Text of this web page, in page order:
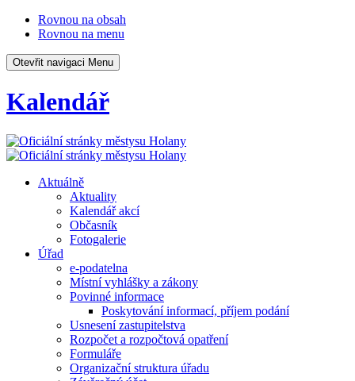
Rovnou na obsah
Rovnou na menu
Otevřit navigaci Menu
Kalendář
Aktuálně
Aktuality
Kalendář akcí
Občasník
Fotogalerie
Úřad
e-podatelna
Místní vyhlášky a zákony
Povinné informace
Poskytování informací, příjem podání
Usnesení zastupitelstva
Rozpočet a rozpočtová opatření
Formuláře
Organizační struktura úřadu